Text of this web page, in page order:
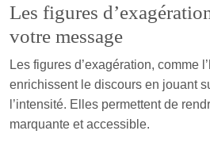
Les figures
votre message
Les figures d’exagération, comme
enrichissent le discours en jouant
l’intensité. Elles permettent de
marquante et accessible.